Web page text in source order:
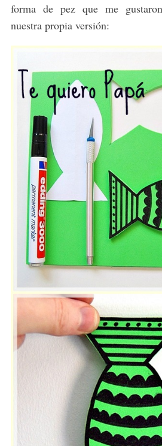
forma de pez que me
nuestra propia versión: